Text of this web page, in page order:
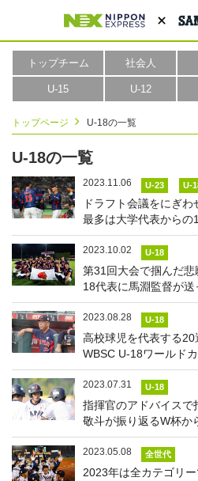
トップチーム 社会人
U-15 U-12
トップページ U-18の一覧
U-18の一覧
2023.11.06 U-23 U-
ドラフト会議をにぎ
最多は大学代表からの
2023.10.02 U-18
第31回大会で掴んだ
18代表に馬淵監督が
2023.08.28 U-18
高校球児を代表する
WBSC U-18ワールド
2023.07.31 U-18
指揮官のアドバイス
敬斗が振り返るW杯か
2023.05.08 全世代
2023年は全カテゴリ